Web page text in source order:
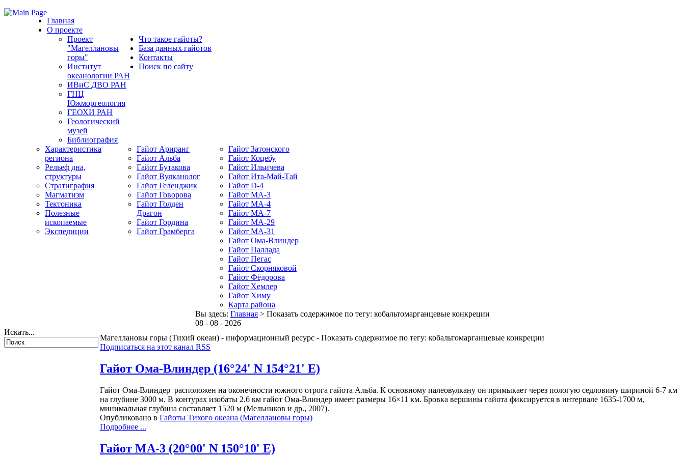
Главная
О проекте
Проект
"Магеллановы
горы"
Институт
океанологии РАН
ИВиС ДВО РАН
ГНЦ
Южморгеология
ГЕОХИ РАН
Геологический
музей
Библиография
Характеристика
региона
Рельеф дна,
структуры
Стратиграфия
Магматизм
Тектоника
Полезные
ископаемые
Экспедиции
Что такое гайоты?
База данных гайотов
Гайот Аpиранг
Гайот Альба
Гайот Бутакова
Гайот Вулканолог
Гайот Геленджик
Гайот Говорова
Гайот Голден
Драгон
Гайот Гордина
Гайот Грамберга
Гайот Затонского
Гайот Коцебу
Гайот Ильичева
Гайот Ита-Май-Тай
Гайот D-4
Гайот МА-3
Гайот MA-4
Гайот MA-7
Гайот MA-29
Гайот MA-31
Гайот Oмa-Влиндер
Гайот Паллада
Гайот Пегас
Гайот Скорняковой
Гайот Фёдорова
Гайот Хемлер
Гайот Химу
Карта района
Контакты
Поиск по сайту
Вы здесь: Главная > Показать содержимое по тегу: кобальтомарганцевые конкреции
08 - 08 - 2026
Искать...
Магеллановы горы (Тихий океан) - информационный ресурс - Показать содержимое по тегу: кобальтомарганцевые конкреции
Подписаться на этот канал RSS
Гайот Ома-Влиндер (16°24' N 154°21' E)
Гайот Oмa-Влиндер расположен на оконечности южного отрога гайота Альба. К основному палеовулкану он примыкает через пологую седловину шириной 6-7 км
на глубине 3000 м. В контурах изобаты 2.6 км гайот Ома-Влиндер имеет размеры 16×11 км. Бровка вершины гайота фиксируется в интервале 1635-1700 м,
минимальная глубина составляет 1520 м (Мельников и др., 2007).
Опубликовано в Гайоты Тихого океана (Магеллановы горы)
Подробнее ...
Гайот МА-3 (20°00' N 150°10' E)